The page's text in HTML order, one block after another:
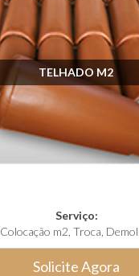
TELHADO M2
Serviço:
Colocação m2, Troca,
Solicite Agora